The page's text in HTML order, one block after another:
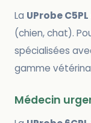
La UProbe C5PL
(chien, chat).
spécialisées
gamme
Médecin